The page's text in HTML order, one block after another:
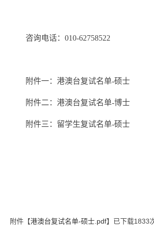
咨询电话：010-62758522
附件一：港澳台复试名单-硕士
附件二：港澳台复试名单-博士
附件三：留学生复试名单-硕士
附件【港澳台复试名单-硕士.pdf】已下载1833